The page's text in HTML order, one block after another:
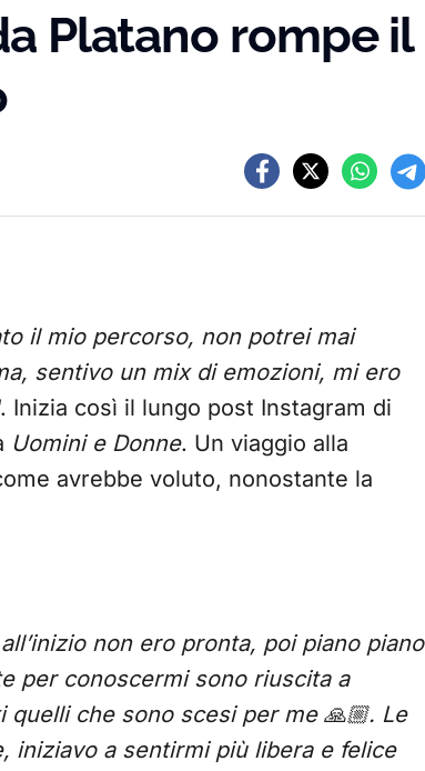
Platano rompe il
il mio percorso, non potrei mai
sentivo un mix di emozioni, mi ero
Inizia così il lungo post Instagram di
Uomini e Donne. Un viaggio alla
avrebbe voluto, nonostante la
non ero pronta, poi piano piano
per conoscermi sono riuscita a
che sono scesi per me 🙏🏼. Le
iniziavo a sentirmi più libera e felice